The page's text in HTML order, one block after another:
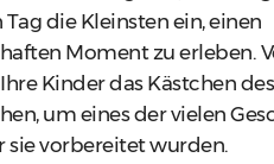
die Kleinsten ein, einen
Moment zu erleben.
Kinder das Kästchen
um eines der vielen
sie vorbereitet wurden.